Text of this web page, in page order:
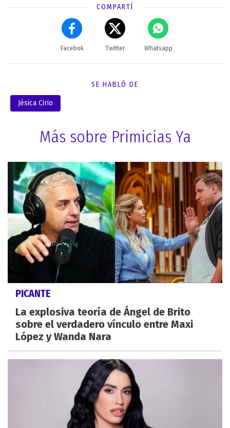
COMPARTÍ
Facebok Twitter Whatsapp
SE HABLÓ DE
Jésica Cirio
Más sobre Primicias Ya
PICANTE
La explosiva teoría de Ángel de Brito
sobre el verdadero vínculo entre Maxi
López y Wanda Nara